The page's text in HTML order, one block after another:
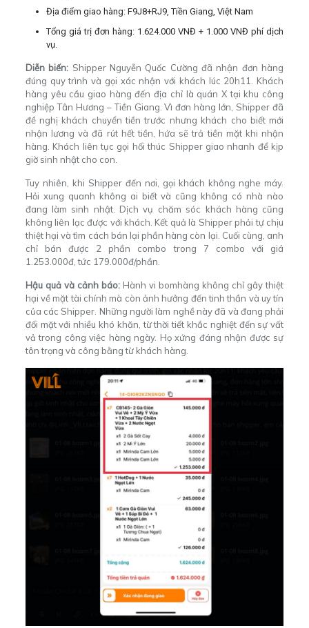
Địa điểm giao hàng: F9J8+RJ9, Tiền Giang, Việt Nam
Tổng giá trị đơn hàng: 1.624.000 VNĐ + 1.000 VNĐ phí dịch
vụ.
Diễn biến: Shipper Nguyễn Quốc Cường đã nhận đơn hàng
đúng quy trình và gọi xác nhận với khách lúc 20h11. Khách
hàng yêu cầu giao hàng đến địa chỉ là quán X tại khu công
nghiệp Tân Hương – Tiền Giang. Vì đơn hàng lớn, Shipper đã
đề nghị khách chuyển tiền trước nhưng khách cho biết mới
nhận lương và đã rút hết tiền, hứa sẽ trả tiền mặt khi nhận
hàng. Khách liên tục gọi hối thúc Shipper giao nhanh để kịp
giờ sinh nhật cho con.
Tuy nhiên, khi Shipper đến nơi, gọi khách không nghe máy.
Hỏi xung quanh không ai biết và cũng không có nhà nào
đang làm sinh nhật. Dịch vụ chăm sóc khách hàng cũng
không liên lạc được với khách. Kết quả là Shipper phải tự chịu
thiệt hại và tìm cách bán lại phần hàng còn lại. Cuối cùng, anh
chỉ bán được 2 phần combo trong 7 combo với giá
1.253.000đ, tức 179.000đ/phần.
Hậu quả và cảnh báo:Hành vi bomhàng không chỉ gây thiệt
hại về mặt tài chính mà còn ảnh hưởng đến tinh thần và uy tín
của các Shipper. Những người làm nghề này đã và đang phải
đối mặt với nhiều khó khăn, từ thời tiết khắc nghiệt đến sự vất
vả trong công việc hàng ngày. Họ xứng đáng nhận được sự
tôn trọng và công bằng từ khách hàng.